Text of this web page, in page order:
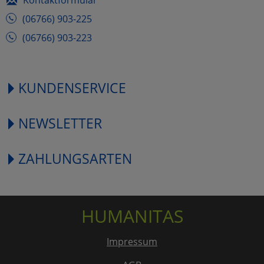
(06766) 903-225
(06766) 903-223
KUNDENSERVICE
NEWSLETTER
ZAHLUNGSARTEN
HUMANITAS
Impressum